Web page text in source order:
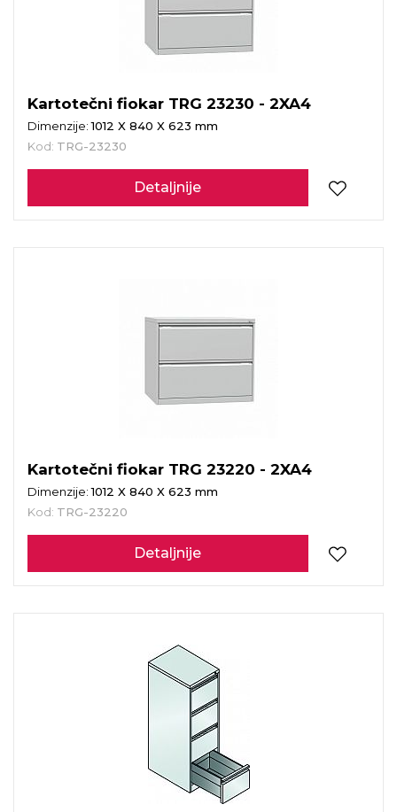
Kartotečni fiokar TRG 23230 - 2XA4
Dimenzije:1012 X 840 X 623 mm
Kod: TRG-23230
Detaljnije
Kartotečni fiokar TRG 23220 - 2XA4
Dimenzije:1012 X 840 X 623 mm
Kod: TRG-23220
Detaljnije